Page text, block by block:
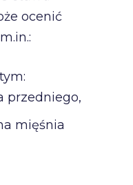
ocenić
przedniego,
mięśnia